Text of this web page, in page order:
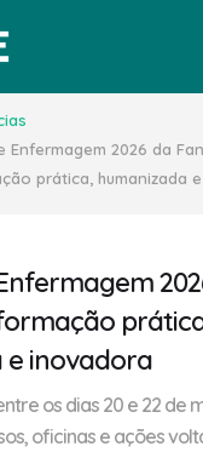
Enfermagem 2026 da
prática, humanizada
e inovadora
os dias 20 e 22 de
oficinas e ações